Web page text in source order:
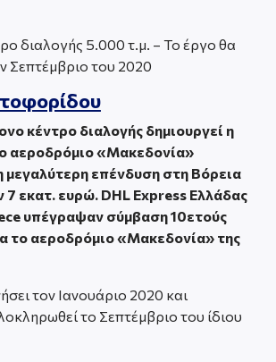
διαλογής 5.000 τ.μ. – Το έργο θα
Σεπτέμβριο του 2020
κέντρο διαλογής δημιουργεί η
αεροδρόμιο «Μακεδονία»
μεγαλύτερη επένδυση στη Βόρεια
εκατ. ευρώ. DHL Express Ελλάδας
υπέγραψαν σύμβαση 10ετούς
το αεροδρόμιο «Μακεδονία» της
τον Ιανουάριο 2020 και
το Σεπτέμβριο του ίδιου